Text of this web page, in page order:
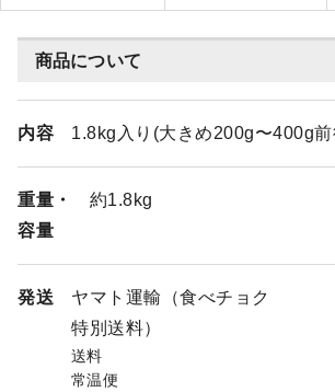
商品について
内容 1.8kg入り(大きめ200g〜400g
重量・
容量
約1.8kg
発送
ヤマト運輸（食べチョク
特別送料）
送料
常温便